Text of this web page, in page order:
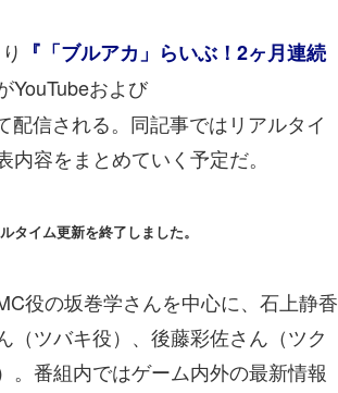
『「ブルアカ」らいぶ！2ヶ月連続
YouTubeおよび
配信される。同記事ではリアルタイ
容をまとめていく予定だ。
タイム更新を終了しました。
役の坂巻学さんを中心に、石上静香
（ツバキ役）、後藤彩佐さん（ツク
。番組内ではゲーム内外の最新情報